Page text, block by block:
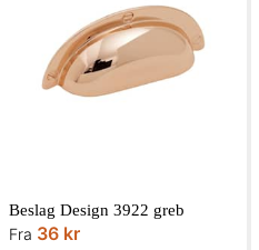
Beslag Design 3922 greb
Fra 36 kr